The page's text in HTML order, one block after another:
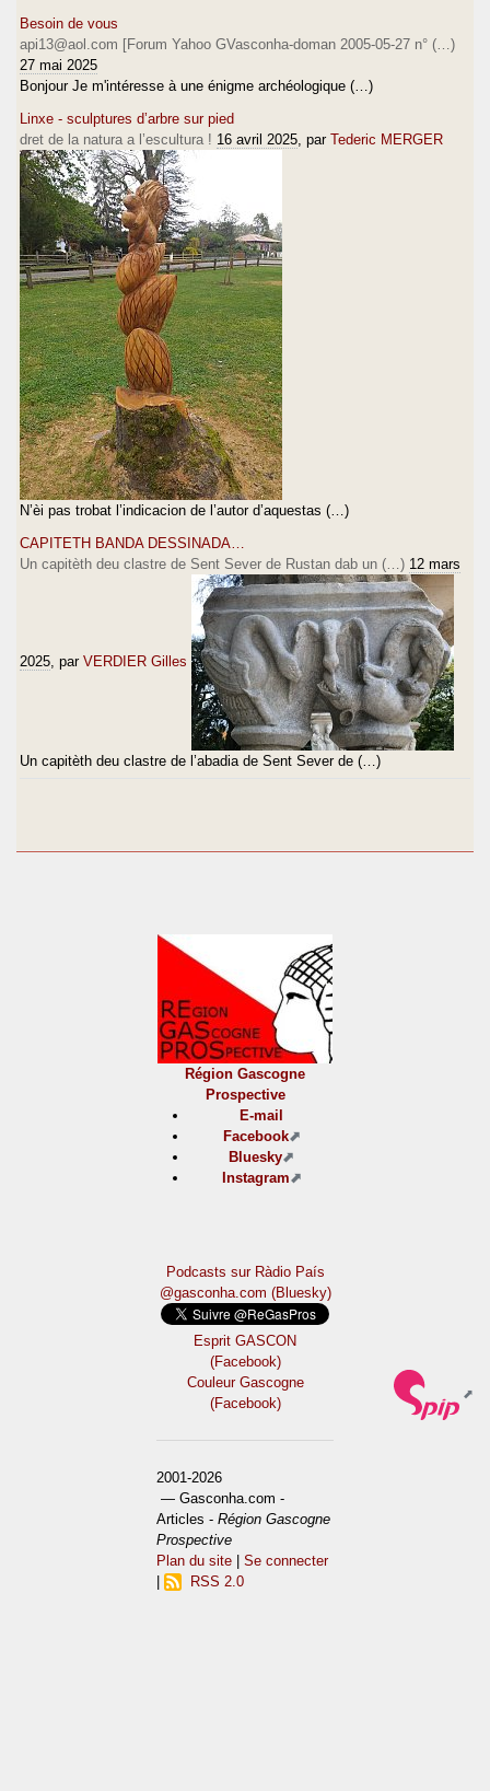
Besoin de vous
api13@aol.com [Forum Yahoo GVasconha-doman 2005-05-27 n° (…)
27 mai 2025
Bonjour Je m'intéresse à une énigme archéologique (…)
Linxe - sculptures d’arbre sur pied
dret de la natura a l’escultura ! 16 avril 2025 , par Tederic MERGER
N’èi pas trobat l’indicacion de l’autor d’aquestas (…)
CAPITETH BANDA DESSINADA…
Un capitèth deu clastre de Sent Sever de Rustan dab un (…) 12 mars
2025 , par VERDIER Gilles
Un capitèth deu clastre de l’abadia de Sent Sever de (…)
Région Gascogne
Prospective
E-mail
Facebook
Bluesky
Instagram
Podcasts sur Ràdio País
@gasconha.com (Bluesky)
Esprit GASCON
(Facebook)
Couleur Gascogne
(Facebook)
2001-2026
— Gasconha.com -
Articles -Région Gascogne
Prospective
Plan du site |Se connecter
RSS 2.0